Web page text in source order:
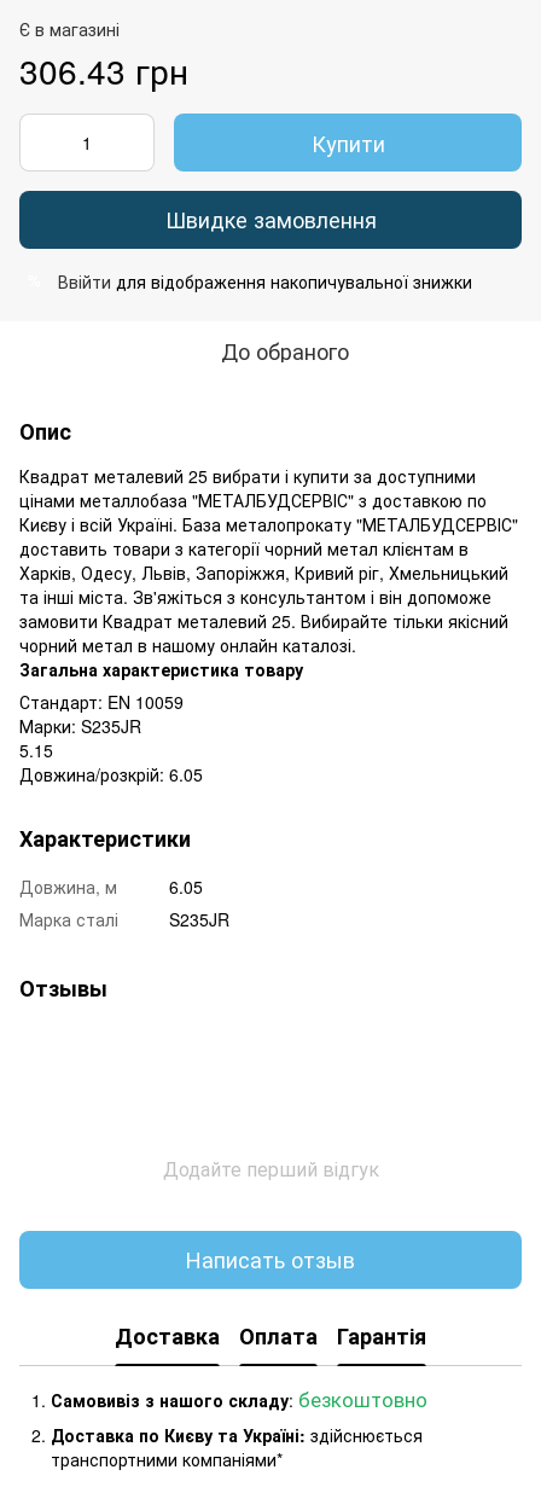
Є в магазині
306.43 грн
Купити
Швидке замовлення
Ввійти для відображення накопичувальної знижки
До обраного
Опис
Квадрат металевий 25 вибрати і купити за доступними
цінами металлобаза "МЕТАЛБУДСЕРВІС" з доставкою по
Києву і всій Україні. База металопрокату "МЕТАЛБУДСЕРВІС"
доставить товари з категорії чорний метал клієнтам в
Харків, Одесу, Львів, Запоріжжя, Кривий ріг, Хмельницький
та інші міста. Зв'яжіться з консультантом і він допоможе
замовити Квадрат металевий 25. Вибирайте тільки якісний
чорний метал в нашому онлайн каталозі.
Загальна характеристика товару
Стандарт: EN 10059
Марки: S235JR
5.15
Довжина/розкрій: 6.05
Характеристики
Довжина, м
6.05
Марка сталі
S235JR
Отзывы
Додайте перший відгук
Написать отзыв
Доставка Оплата Гарантія
Самовивіз з нашого складу: безкоштовно
Доставка по Києву та Україні: здійснюється
транспортними компаніями*